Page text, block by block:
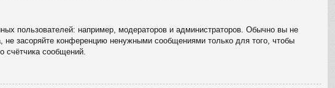
пользователей: например, модераторов и администраторов. Обычно вы не
засоряйте конференцию ненужными сообщениями только для того, чтобы
счётчика сообщений.